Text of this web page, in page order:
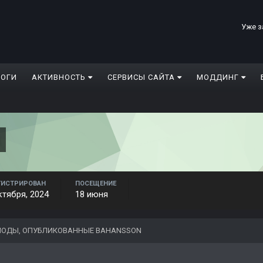
Уже
АКТИВНОСТЬ СЕРВИСЫ САЙТА МОДДИНГ
2024
ПОСЕЩЕНИЕ
18 июня
ОПУБЛИКОВАННЫЕ BAHANSSON